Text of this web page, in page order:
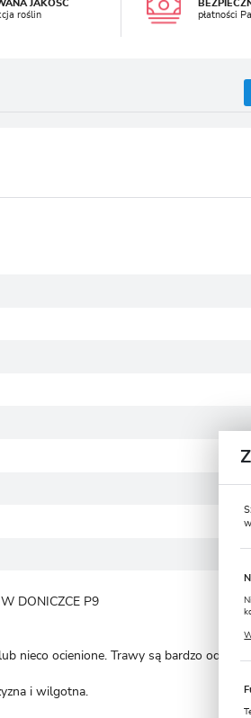
JAKOŚĆ
roślin
płatności
DONICZCE P9
nieco ocienione. Trawy są bardzo
i wilgotna.